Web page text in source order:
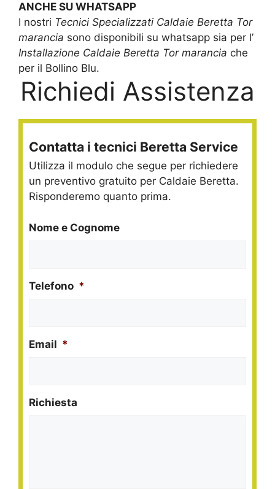
ANCHE SU WHATSAPP
I nostri Tecnici Specializzati Caldaie Beretta Tor
marancia sono disponibili su whatsapp sia per l’
Installazione Caldaie Beretta Tor marancia che
per il Bollino Blu.
Richiedi Assistenza
Contatta i tecnici Beretta Service
Utilizza il modulo che segue per richiedere
un preventivo gratuito per Caldaie Beretta.
Risponderemo quanto prima.
Nome e Cognome
Telefono *
Email *
Richiesta